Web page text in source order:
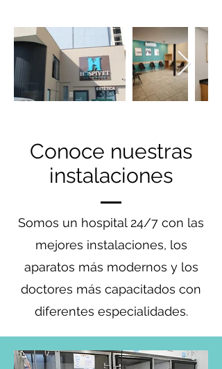
Conoce nuestras
instalaciones
Somos un hospital 24/7 con las
mejores instalaciones, los
aparatos más modernos y los
doctores más capacitados con
diferentes especialidades.